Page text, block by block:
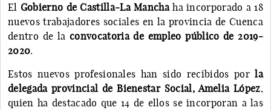
El Gobierno de Castilla-La Manchaha incorporado a 18
nuevos trabajadores sociales en la provincia de Cuenca
dentro de laconvocatoria de empleo público de 2019-
2020.
Estos nuevos profesionales han sido recibidos porla
delegada provincial de Bienestar Social, Amelia López,
quien ha destacado que 14 de ellos se incorporan a las